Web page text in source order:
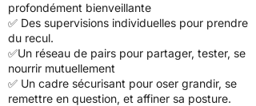
profondément bienveillante
✅ Des supervisions individuelles pour prendre
du recul.
✅Un réseau de pairs pour partager, tester, se
nourrir mutuellement
✅ Un cadre sécurisant pour oser grandir, se
remettre en question, et affiner sa posture.